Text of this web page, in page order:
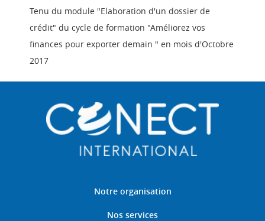
Tenu du module "Elaboration d'un dossier de
crédit" du cycle de formation "Améliorez vos
finances pour exporter demain " en mois d'Octobre
2017
Notre organisation
Nos services